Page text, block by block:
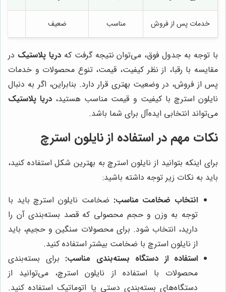
خدمات پس از فروش مناسب ضعیف
با توجه به جدول فوق، می‌توان نتیجه گرفت کهدریا پلاستیک در
مقایسه با رقبا، از نظر کیفیت، قیمت، تنوع محصولات و خدمات
پس از فروش، در وضعیت بهتری قرار دارد. بنابراین، اگر به دنبال
نایلون استرچ با کیفیت و قیمت مناسب هستید، دریا پلاستیک
می‌تواند انتخابی ایده‌آل برای شما باشد.
نکات مهم در استفاده از نایلون استرچ
برای اینکه بتوانید از نایلون استرچ به بهترین شکل استفاده کنید،
باید به نکات زیر توجه داشته باشید:
انتخاب ضخامت مناسب: ضخامت نایلون استرچ باید با
توجه به وزن و حجم محصولی که قصد بسته‌بندی آن را
دارید، انتخاب شود. برای محصولات سنگین و حجیم، باید
از نایلون استرچ با ضخامت بیشتر استفاده کنید.
استفاده از دستگاه بسته‌بندی مناسب: برای بسته‌بندی
محصولات با استفاده از نایلون استرچ، می‌توانید از
دستگاه‌های بسته‌بندی دستی یا اتوماتیک استفاده کنید.